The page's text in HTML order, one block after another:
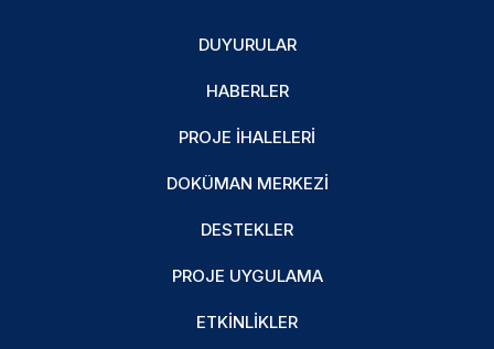
DUYURULAR
HABERLER
PROJE İHALELERI
DOKÜMAN MERKEZI
DESTEKLER
PROJE UYGULAMA
ETKINLIKLER